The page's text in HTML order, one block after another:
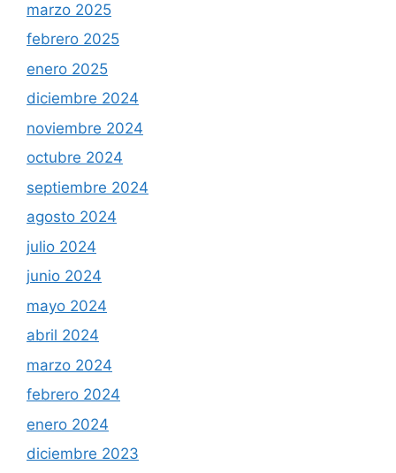
marzo 2025
febrero 2025
enero 2025
diciembre 2024
noviembre 2024
octubre 2024
septiembre 2024
agosto 2024
julio 2024
junio 2024
mayo 2024
abril 2024
marzo 2024
febrero 2024
enero 2024
diciembre 2023